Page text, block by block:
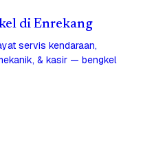
di Enrekang
servis kendaraan,
& kasir — bengkel